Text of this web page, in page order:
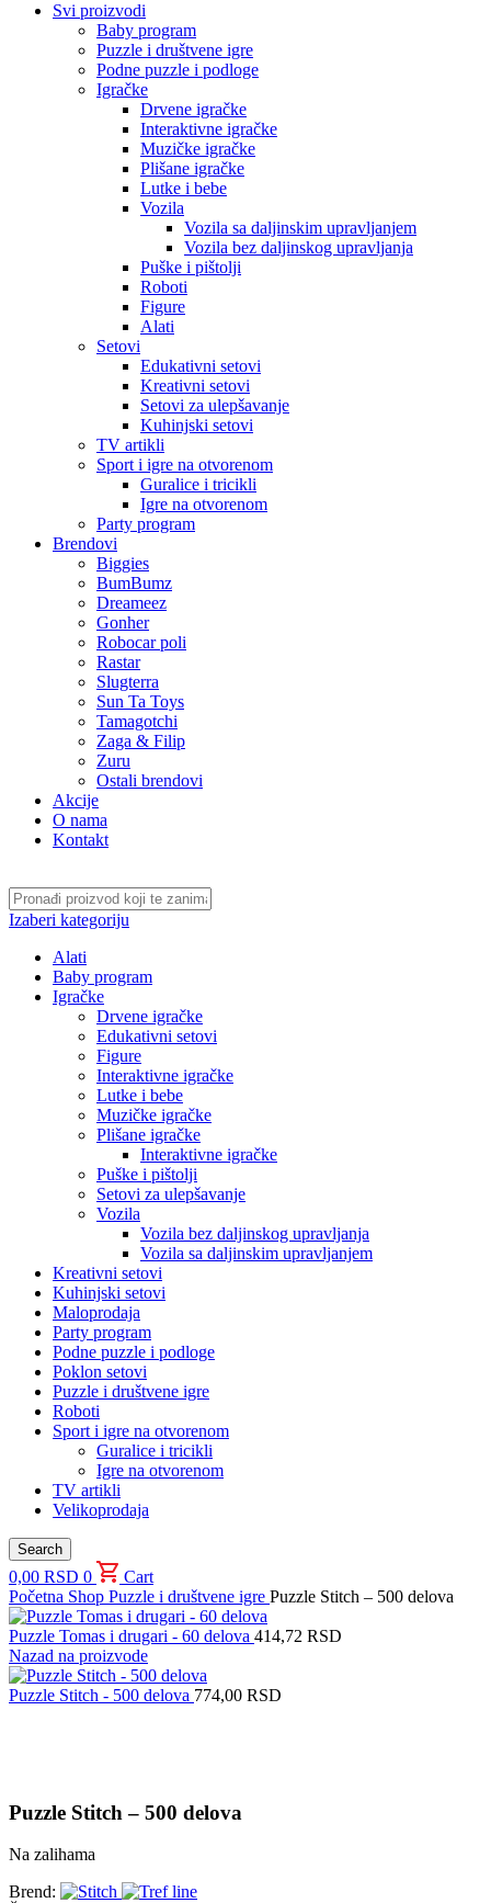
Svi proizvodi
Baby program
Puzzle i društvene igre
Podne puzzle i podloge
Igračke
Drvene igračke
Interaktivne igračke
Muzičke igračke
Plišane igračke
Lutke i bebe
Vozila
Vozila sa daljinskim upravljanjem
Vozila bez daljinskog upravljanja
Puške i pištolji
Roboti
Figure
Alati
Setovi
Edukativni setovi
Kreativni setovi
Setovi za ulepšavanje
Kuhinjski setovi
TV artikli
Sport i igre na otvorenom
Guralice i tricikli
Igre na otvorenom
Party program
Brendovi
Biggies
BumBumz
Dreameez
Gonher
Robocar poli
Rastar
Slugterra
Sun Ta Toys
Tamagotchi
Zaga & Filip
Zuru
Ostali brendovi
Akcije
O nama
Kontakt
Izaberi kategoriju
Alati
Baby program
Igračke
Drvene igračke
Edukativni setovi
Figure
Interaktivne igračke
Lutke i bebe
Muzičke igračke
Plišane igračke
Interaktivne igračke
Puške i pištolji
Setovi za ulepšavanje
Vozila
Vozila bez daljinskog upravljanja
Vozila sa daljinskim upravljanjem
Kreativni setovi
Kuhinjski setovi
Maloprodaja
Party program
Podne puzzle i podloge
Poklon setovi
Puzzle i društvene igre
Roboti
Sport i igre na otvorenom
Guralice i tricikli
Igre na otvorenom
TV artikli
Velikoprodaja
Search
0,00 RSD 0
Cart
Početna Shop Puzzle i društvene igre Puzzle Stitch – 500 delova
Puzzle Tomas i drugari - 60 delova 414,72 RSD
Nazad na proizvode
Puzzle Stitch - 500 delova 774,00 RSD
Puzzle Stitch – 500 delova
Na zalihama
Brend: